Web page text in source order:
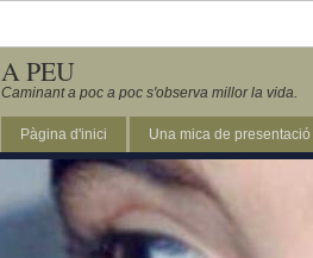
A PEU
Caminant a poc a poc s'observa millor la vida.
Pàgina d'inici Una mica de presentació